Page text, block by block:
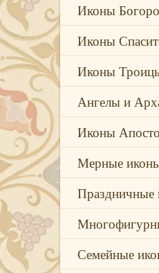
Иконы
Иконы
Иконы
Ангелы и
Иконы
Мерные
Праздничные
Семейные